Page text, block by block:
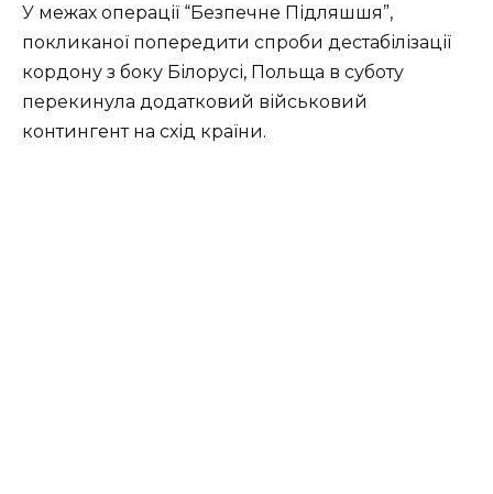
У межах операції “Безпечне Підляшшя”,
покликаної попередити спроби дестабілізації
кордону з боку Білорусі, Польща в суботу
перекинула додатковий військовий
контингент на схід країни.